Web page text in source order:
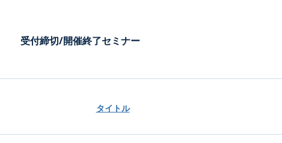
受付締切/開催終了セミナー
タイトル